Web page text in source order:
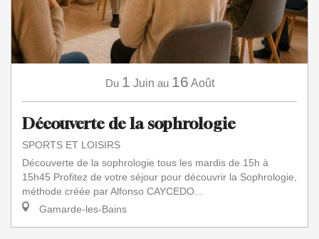
Du 1 Juin au 16 Août
Découverte de la sophrologie
SPORTS ET LOISIRS
Découverte de la sophrologie tous les mardis de 15h à
15h45 Profitez de votre séjour pour découvrir la Sophrologie,
méthode créée par Alfonso CAYCEDO...
Gamarde-les-Bains